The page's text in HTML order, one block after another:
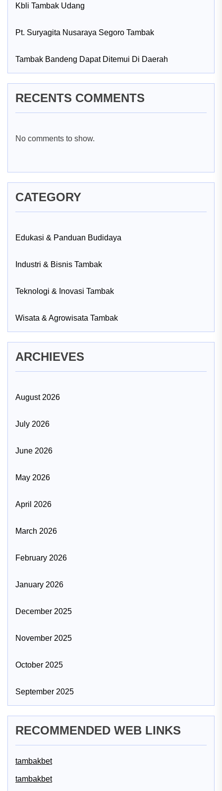
Kbli Tambak Udang
Pt. Suryagita Nusaraya Segoro Tambak
Tambak Bandeng Dapat Ditemui Di Daerah
RECENTS COMMENTS
No comments to show.
CATEGORY
Edukasi & Panduan Budidaya
Industri & Bisnis Tambak
Teknologi & Inovasi Tambak
Wisata & Agrowisata Tambak
ARCHIEVES
August 2026
July 2026
June 2026
May 2026
April 2026
March 2026
February 2026
January 2026
December 2025
November 2025
October 2025
September 2025
RECOMMENDED WEB LINKS
tambakbet
tambakbet